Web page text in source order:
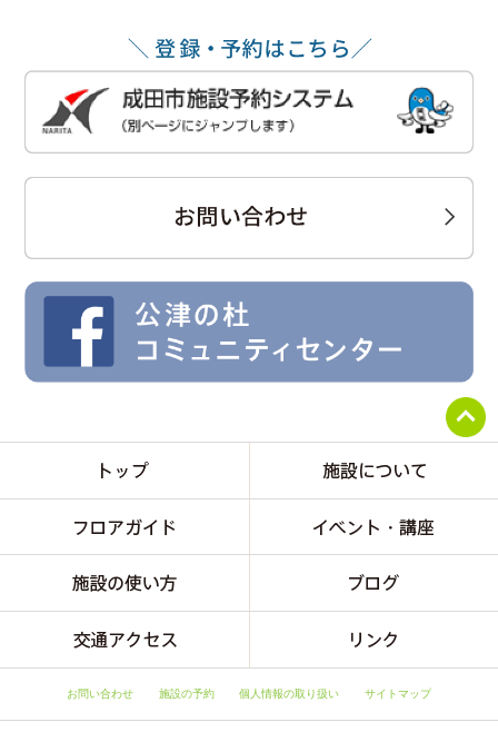
お問い合わせ 施設の予約 個人情報の取り扱い サイトマップ